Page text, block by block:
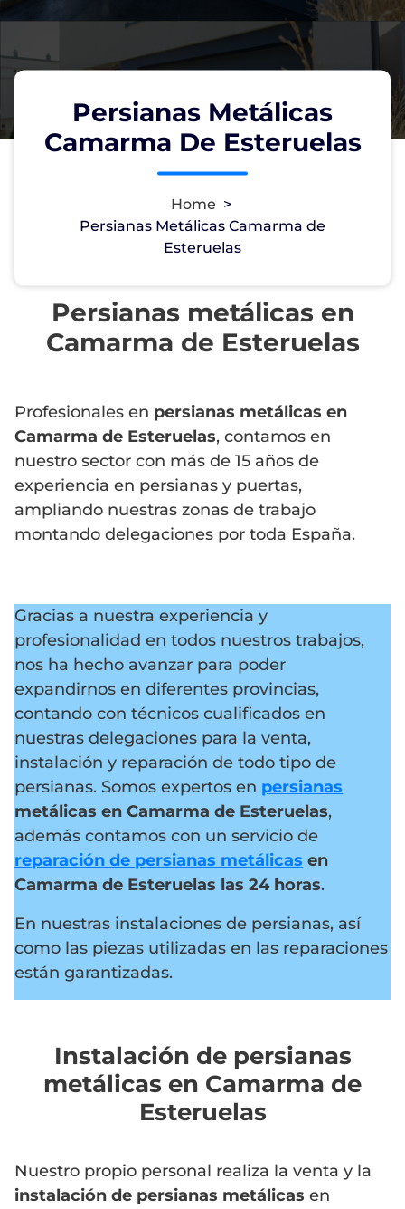
Persianas Metálicas
Camarma De Esteruelas
Home >
Persianas Metálicas Camarma de
Esteruelas
Persianas metálicas en
Camarma de Esteruelas
Profesionales en persianas metálicas en
Camarma de Esteruelas, contamos en
nuestro sector con más de 15 años de
experiencia en persianas y puertas,
ampliando nuestras zonas de trabajo
montando delegaciones por toda España.
Gracias a nuestra experiencia y
profesionalidad en todos nuestros trabajos,
nos ha hecho avanzar para poder
expandirnos en diferentes provincias,
contando con técnicos cualificados en
nuestras delegaciones para la venta,
instalación y reparación de todo tipo de
persianas. Somos expertos en persianas
metálicas en Camarma de Esteruelas,
además contamos con un servicio de
reparación de persianas metálicas en
Camarma de Esteruelas las 24 horas.
En nuestras instalaciones de persianas, así
como las piezas utilizadas en las reparaciones
están garantizadas.
Instalación de persianas
metálicas en Camarma de
Esteruelas
Nuestro propio personal realiza la venta y la
instalación de persianas metálicas en